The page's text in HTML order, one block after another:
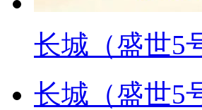
长城（盛世5
长城（盛世5